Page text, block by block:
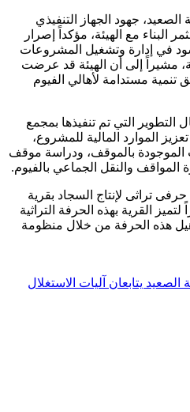
جهود الجهاز التنفيذي
البناء مع الهيئة، مؤكداً إصرار
في إدارة وتشغيل المشروعات
مشيراً إلى أن الهيئة قد عرضت
تنمية مستدامة لأهالي الفيوم
التي تم تنفيذها بمجمع
الموارد المالية للمشروع،
الموجودة بالموقف، ودراسة موقف
المواقف والنقل الجماعي بالفيوم.
تراثى لإنتاج السجاد بقرية
القرية بهذه الحرفة التراثية
هذه الحرفة من خلال منظومة
يتابعان آليات الاستغلال